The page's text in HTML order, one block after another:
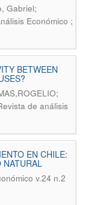
Gabriel;
Económico ;
BETWEEN
de análisis
EN CHILE:
NATURAL
v.24 n.2